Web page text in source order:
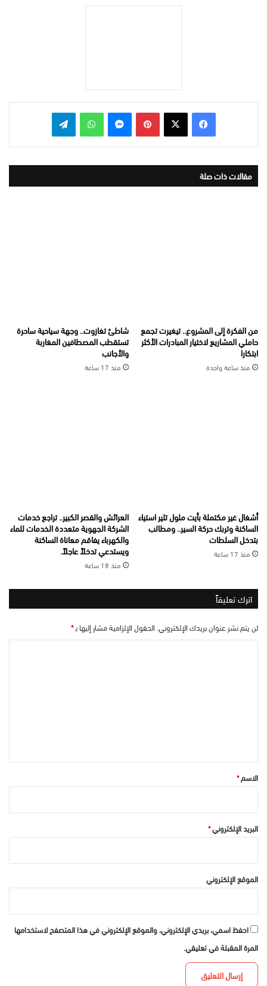
بينتيريست واتساب
مقالات ذات صلة
من الفكرة إلى المشروع.. تيغيرت تجمع
حاملي المشاريع لاختيار المبادرات الأكثر
ابتكارا
منذ ساعة واحدة
شاطئ تغازوت.. وجهة سياحية ساحرة
تستقطب المصطافين المغاربة
والأجانب
منذ 17 ساعة
أشغال غير مكتملة بأيت ملول تثير استياء
الساكنة وتربك حركة السير.. ومطالب
بتدخل السلطات
منذ 17 ساعة
العرائش والقصر الكبير.. تراجع خدمات
الشركة الجهوية متعددة الخدمات للماء
والكهرباء يفاقم معاناة الساكنة
ويستدعي تدخلاً عاجلاً.
منذ 18 ساعة
اترك تعليقاً
لن يتم نشر عنوان بريدك الإلكتروني. الحقول الإلزامية مشار إليها بـ*
*الاسم*
البريد الإلكتروني*
الموقع الإلكتروني
احفظ اسمي، بريدي الإلكتروني، والموقع الإلكتروني في هذا المتصفح لاستخدامها
المرة المقبلة في تعليقي.